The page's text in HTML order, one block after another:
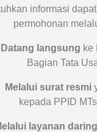
informasi
permohonan
Datang langsung ke
Bagian Tata
Melalui surat resmi
kepada PPID
layanan